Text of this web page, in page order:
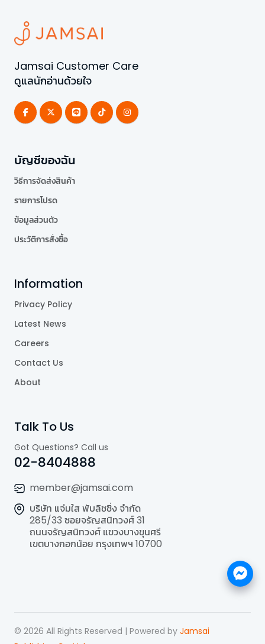
Jamsai Customer Care
ดูแลนักอ่านด้วยใจ
บัญชีของฉัน
วิธีการจัดส่งสินค้า
รายการโปรด
ข้อมูลส่วนตัว
ประวัติการสั่งซื้อ
Information
Privacy Policy
Latest News
Careers
Contact Us
About
Talk To Us
Got Questions? Call us
02-8404888
member@jamsai.com
บริษัท แจ่มใส พับลิชชิ่ง จำกัด
285/33 ซอยจรัญสนิทวงศ์ 31
ถนนจรัญสนิทวงศ์ แขวงบางขุนศรี
เขตบางกอกน้อย กรุงเทพฯ 10700
© 2026 All Rights Reserved | Powered by Jamsai